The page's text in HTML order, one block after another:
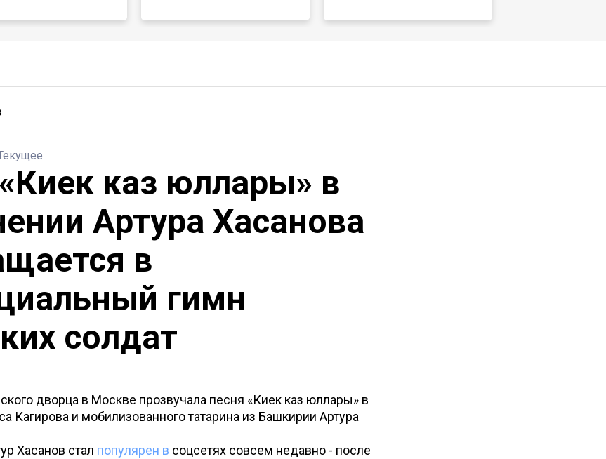
каз юллары» в
Артура Хасанова
в
гимн
солдат
дворца в Москве прозвучала песня «Киек каз юллары» в
Кагирова и мобилизованного татарина из Башкирии Артура
Хасанов стал популярен в соцсетях совсем недавно - после